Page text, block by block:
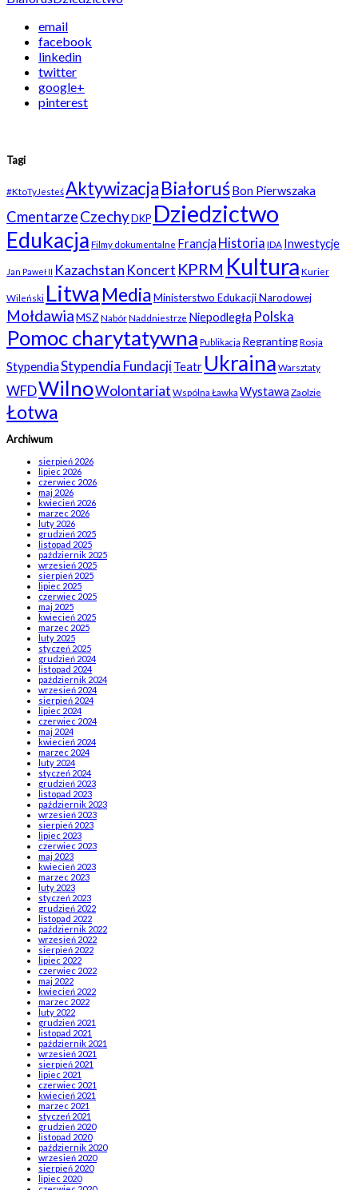
email
facebook
linkedin
twitter
google+
pinterest
Tagi
#KtoTyJesteśAktywizacjaBiałoruśBon Pierwszaka
CmentarzeCzechyDKP Dziedzictwo
Edukacja Filmy dokumentalne Francja Historia IDA Inwestycje
Jan Paweł II Kazachstan Koncert KPRM Kultura Kurier
Wileński Litwa MediaMinisterstwo Edukacji Narodowej
MołdawiaMSZ NabórNaddniestrze Niepodległa Polska
Pomoc charytatywna Publikacja RegrantingRosja
StypendiaStypendia FundacjiTeatr Ukraina Warsztaty
WFDWilnoWolontariat Wspólna Ławka Wystawa Zaolzie
Łotwa
Archiwum
sierpień 2026
lipiec 2026
czerwiec 2026
maj 2026
kwiecień 2026
marzec 2026
luty 2026
grudzień 2025
listopad 2025
październik 2025
wrzesień 2025
sierpień 2025
lipiec 2025
czerwiec 2025
maj 2025
kwiecień 2025
marzec 2025
luty 2025
styczeń 2025
grudzień 2024
listopad 2024
październik 2024
wrzesień 2024
sierpień 2024
lipiec 2024
czerwiec 2024
maj 2024
kwiecień 2024
marzec 2024
luty 2024
styczeń 2024
grudzień 2023
listopad 2023
październik 2023
wrzesień 2023
sierpień 2023
lipiec 2023
czerwiec 2023
maj 2023
kwiecień 2023
marzec 2023
luty 2023
styczeń 2023
grudzień 2022
listopad 2022
październik 2022
wrzesień 2022
sierpień 2022
lipiec 2022
czerwiec 2022
maj 2022
kwiecień 2022
marzec 2022
luty 2022
grudzień 2021
listopad 2021
październik 2021
wrzesień 2021
sierpień 2021
lipiec 2021
czerwiec 2021
kwiecień 2021
marzec 2021
styczeń 2021
grudzień 2020
listopad 2020
październik 2020
wrzesień 2020
sierpień 2020
lipiec 2020